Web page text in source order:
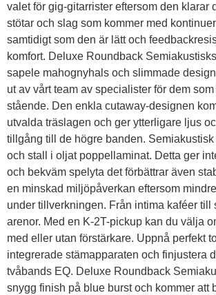
valet för gig-gitarrister eftersom den klarar
stötar och slag som kommer med
samtidigt som den är lätt och
komfort. Deluxe Roundback
sapele mahognyhals och slimmade
ut av vårt team av specialister för dem
stående. Den enkla cutaway-designen
utvalda träslagen och ger ytterligare ljus
tillgång till de högre banden.
och stall i oljat poppellaminat. Detta ger
och bekväm spelyta det förbättrar även
en minskad miljöpåverkan eftersom
under tillverkningen. Från intima kaféer till
arenor. Med en K-2T-pickup kan du välja
med eller utan förstärkare. Uppnå perfekt
integrerade stämapparaten och finjustera
tvåbands EQ. Deluxe Roundback
snygg finish på blue burst och kommer att